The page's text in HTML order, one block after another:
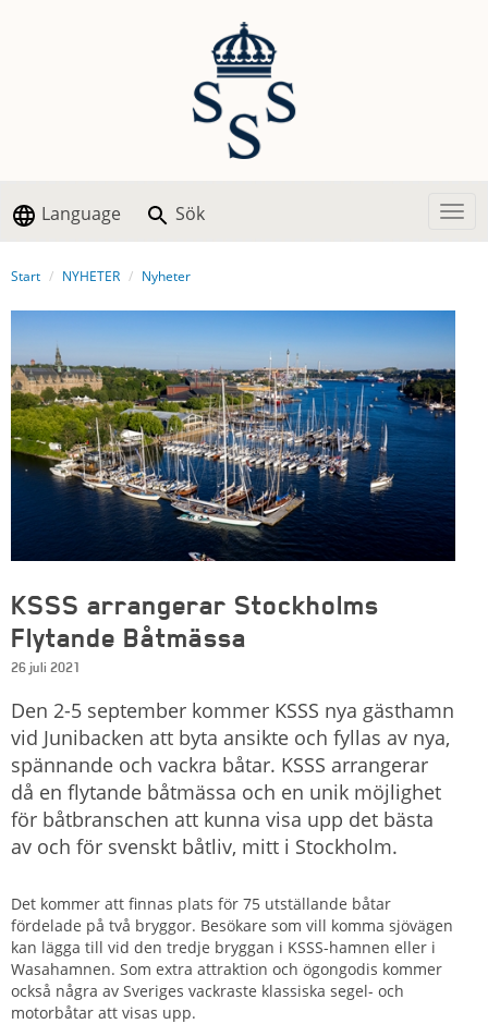
Language Sök
Start NYHETER Nyheter
KSSS arrangerar Stockholms
Flytande Båtmässa
26 juli 2021
Den 2-5 september kommer KSSS nya gästhamn
vid Junibacken att byta ansikte och fyllas av nya,
spännande och vackra båtar. KSSS arrangerar
då en flytande båtmässa och en unik möjlighet
för båtbranschen att kunna visa upp det bästa
av och för svenskt båtliv, mitt i Stockholm.
Det kommer att finnas plats för 75 utställande båtar
fördelade på två bryggor. Besökare som vill komma sjövägen
kan lägga till vid den tredje bryggan i KSSS-hamnen eller i
Wasahamnen. Som extra attraktion och ögongodis kommer
också några av Sveriges vackraste klassiska segel- och
motorbåtar att visas upp.